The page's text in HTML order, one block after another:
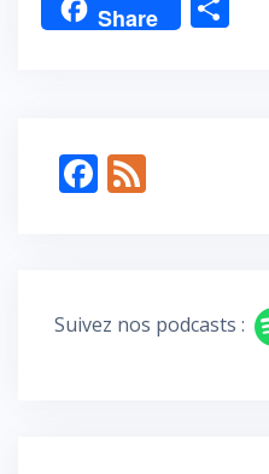
Share
F
o
Suivez nos podcasts :